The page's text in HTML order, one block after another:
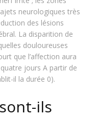
neurologiques très
des lésions
. La disparition de
douloureuses
que l’affection aura
jours A partir de
il la durée 0).
ils